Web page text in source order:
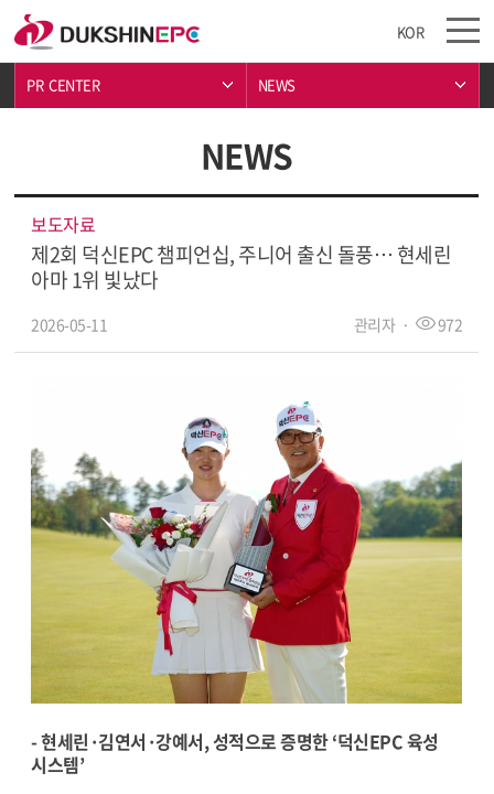
KOR
PR  CENTER NEWS
NEWS
보도자료
제2회 덕신EPC 챔피언십, 주니어 출신 돌풍… 현세린
아마 1위 빛났다
2026-05-11 관리자 · 972
- 현세린·김연서·강예서, 성적으로 증명한 ‘덕신EPC 육성
시스템’